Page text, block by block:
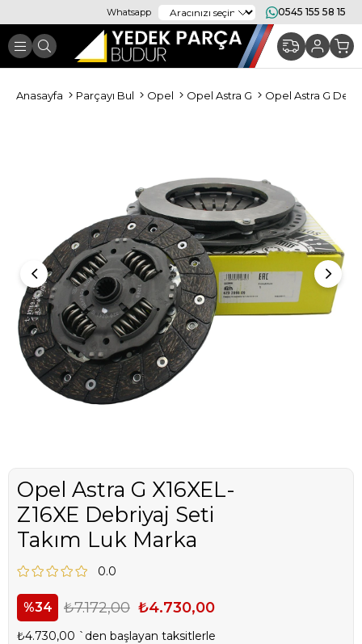
Whatsapp 0545 155 58 15
Anasayfa Parçayı Bul Opel Opel Astra G Opel Astra G
Opel Astra G X16XEL-
Z16XE Debriyaj Seti
Takım Luk Marka
0.0
34 ₺7.172,00 ₺4.730,00
₺4.730,00 `den başlayan taksitlerle